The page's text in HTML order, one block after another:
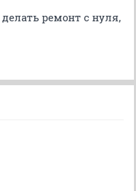
ремонт с нуля,